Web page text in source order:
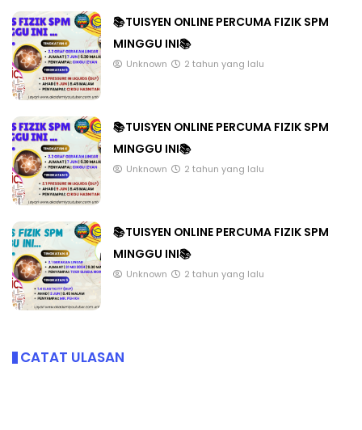
📚TUISYEN ONLINE PERCUMA FIZIK SPM
MINGGU INI📚
Unknown 2 tahun yang lalu
📚TUISYEN ONLINE PERCUMA FIZIK SPM
MINGGU INI📚
Unknown 2 tahun yang lalu
📚TUISYEN ONLINE PERCUMA FIZIK SPM
MINGGU INI📚
Unknown 2 tahun yang lalu
CATAT ULASAN